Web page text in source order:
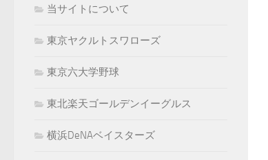
当サイトについて
東京ヤクルトスワローズ
東京六大学野球
東北楽天ゴールデンイーグルス
横浜DeNAベイスターズ